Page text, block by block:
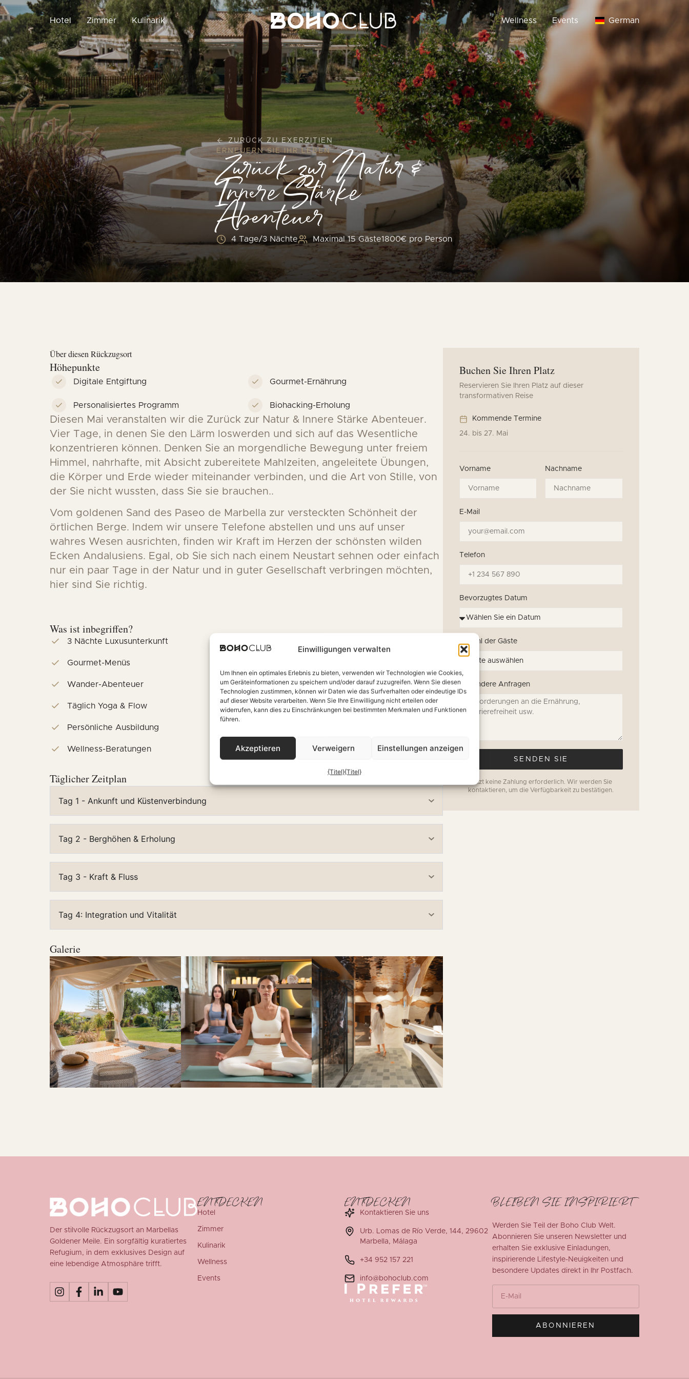
Einwilligungen verwalten
Um Ihnen ein optimales Erlebnis zu bieten, verwenden wir Technologien wie Cookies,
um Geräteinformationen zu speichern und/oder darauf zuzugreifen. Wenn Sie diesen
Technologien zustimmen, können wir Daten wie das Surfverhalten oder eindeutige IDs
auf dieser Website verarbeiten. Wenn Sie Ihre Einwilligung nicht erteilen oder
widerrufen, kann dies zu Einschränkungen bei bestimmten Merkmalen und Funktionen
führen.
Akzeptieren Verweigern Einstellungen anzeigen
{Titel}{Titel}
Hotel Zimmer Kulinarik Wellness Events German
ZURÜCK ZU EXERZITIEN
ERNEUERN SIE IHR LEBEN
Zurück zur Natur &
Innere Stärke
Abenteuer
4 Tage/3 Nächte Maximal 15 Gäste1800€ pro Person
Über diesen Rückzugsort
Höhepunkte
Digitale Entgiftung
Personalisiertes Programm
Gourmet-Ernährung
Biohacking-Erholung
Diesen Mai veranstalten wir die Zurück zur Natur & Innere Stärke Abenteuer.
Vier Tage, in denen Sie den Lärm loswerden und sich auf das Wesentliche
konzentrieren können. Denken Sie an morgendliche Bewegung unter freiem
Himmel, nahrhafte, mit Absicht zubereitete Mahlzeiten, angeleitete Übungen,
die Körper und Erde wieder miteinander verbinden, und die Art von Stille, von
der Sie nicht wussten, dass Sie sie brauchen..
Vom goldenen Sand des Paseo de Marbella zur versteckten Schönheit der
örtlichen Berge.
Indem wir unsere Telefone abstellen und uns auf unser
wahres Wesen ausrichten, finden wir Kraft im Herzen der schönsten wilden
Ecken Andalusiens. Egal, ob Sie sich nach einem Neustart sehnen oder einfach
nur ein paar Tage in der Natur und in guter Gesellschaft verbringen möchten,
hier sind Sie richtig.
Was ist inbegriffen?
3 Nächte Luxusunterkunft
Gourmet-Menüs
Wander-Abenteuer
Täglich Yoga & Flow
Persönliche Ausbildung
Wellness-Beratungen
Tiefenentspannungsmassage
Atemarbeit
Täglicher Zeitplan
Tag 1 - Ankunft und Küstenverbindung
Tag 2 - Berghöhen & Erholung
Tag 3 - Kraft & Fluss
Tag 4: Integration und Vitalität
Galerie
Buchen Sie Ihren Platz
Reservieren Sie Ihren Platz auf dieser
transformativen Reise
Kommende Termine
24. bis 27. Mai
Vorname Nachname
E-Mail
Telefon
Bevorzugtes Datum
Anzahl der Gäste
Besondere Anfragen
SENDEN SIE
Jetzt keine Zahlung erforderlich. Wir werden Sie
kontaktieren, um die Verfügbarkeit zu bestätigen.
Der stilvolle Rückzugsort an Marbellas
Goldener Meile. Ein sorgfältig kuratiertes
Refugium, in dem exklusives Design auf
eine lebendige Atmosphäre trifft.
ENTDECKEN
Hotel
Zimmer
Kulinarik
Wellness
Events
ENTDECKEN
Kontaktieren Sie uns
Urb. Lomas de Río Verde, 144, 29602
Marbella, Málaga
+34 952 157 221
info@bohoclub.com
BLEIBEN SIE INSPIRIERT
Werden Sie Teil der Boho Club Welt.
Abonnieren Sie unseren Newsletter und
erhalten Sie exklusive Einladungen,
inspirierende Lifestyle-Neuigkeiten und
besondere Updates direkt in Ihr Postfach.
ABONNIEREN